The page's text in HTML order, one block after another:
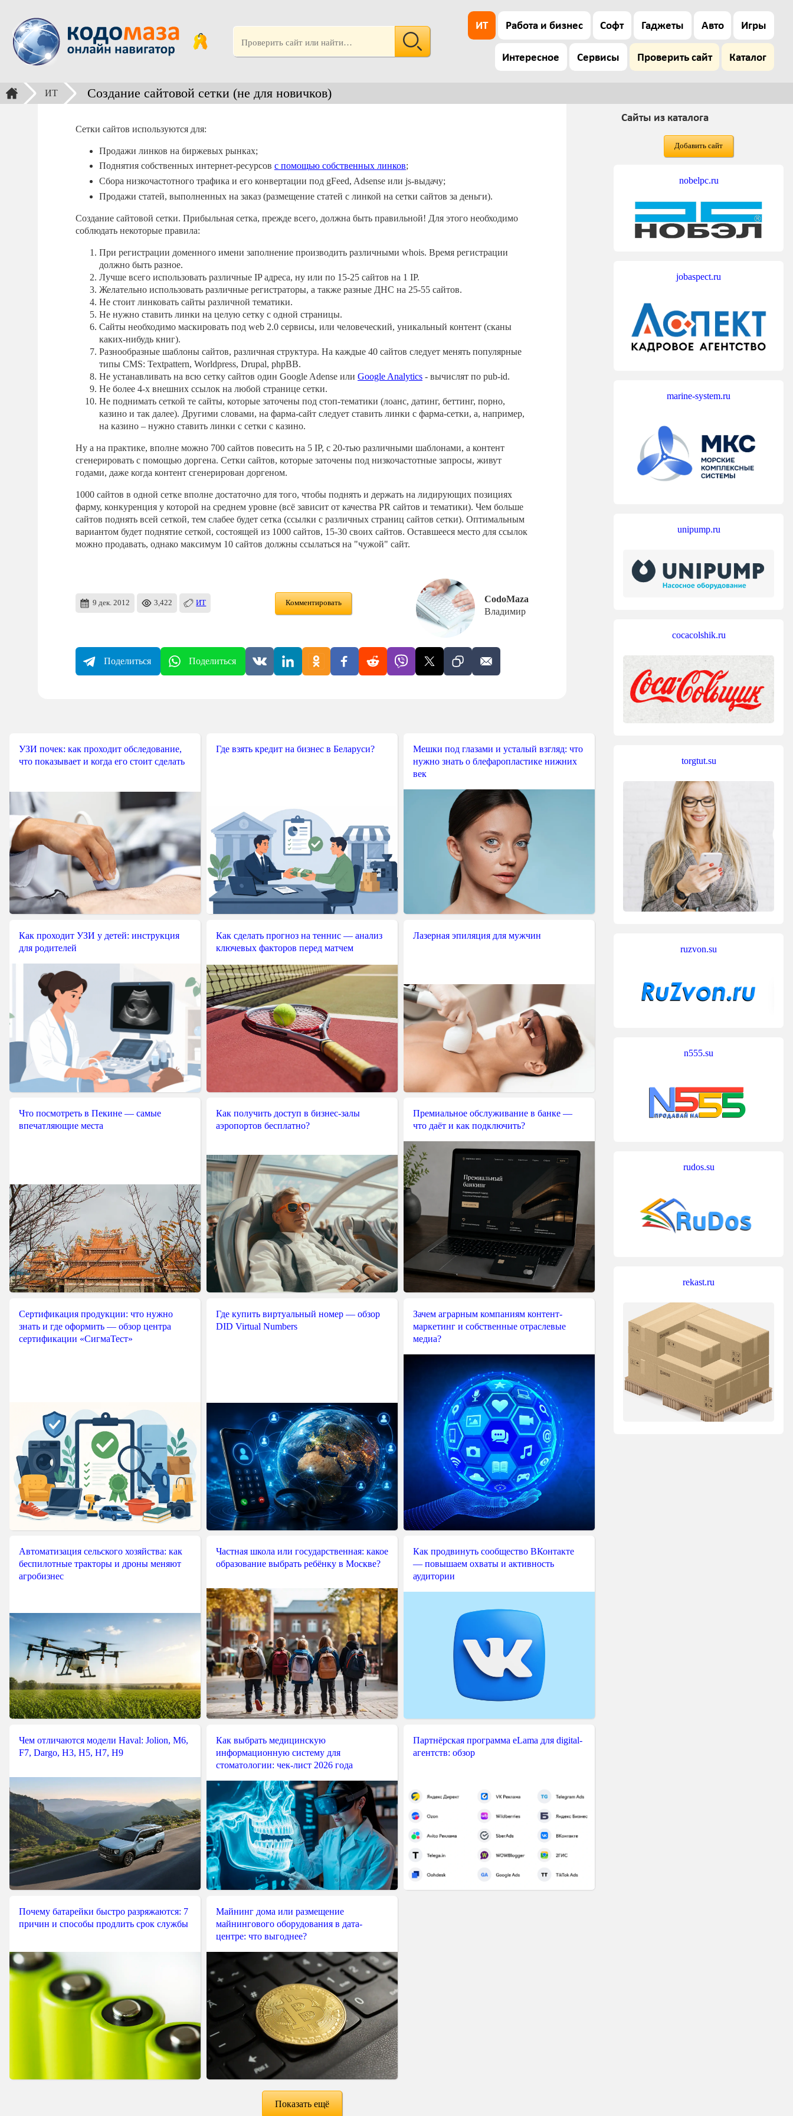
ИТ Работа и бизнес Софт Гаджеты Авто Игры
Интересное Сервисы Проверить сайт Каталог
ИТ Создание сайтовой сетки (не для новичков)
Сетки сайтов используются для:
Продажи линков на биржевых рынках;
Поднятия собственных интернет-ресурсов с помощью собственных линков;
Сбора низкочастотного трафика и его конвертации под gFeed, Adsense или js-выдачу;
Продажи статей, выполненных на заказ (размещение статей с линкой на сетки сайтов за деньги).
Создание сайтовой сетки. Прибыльная сетка, прежде всего, должна быть правильной! Для этого необходимо
соблюдать некоторые правила:
При регистрации доменного имени заполнение производить различными whois. Время регистрации
должно быть разное.
Лучше всего использовать различные IP адреса, ну или по 15-25 сайтов на 1 IP.
Желательно использовать различные регистраторы, а также разные ДНС на 25-55 сайтов.
Не стоит линковать сайты различной тематики.
Не нужно ставить линки на целую сетку с одной страницы.
Сайты необходимо маскировать под web 2.0 сервисы, или человеческий, уникальный контент (сканы
каких-нибудь книг).
Разнообразные шаблоны сайтов, различная структура. На каждые 40 сайтов следует менять популярные
типы CMS: Textpattern, Worldpress, Drupal, phpBB.
Не устанавливать на всю сетку сайтов один Google Adense или Google Analytics - вычислят по pub-id.
Не более 4-х внешних ссылок на любой странице сетки.
Не поднимать сеткой те сайты, которые заточены под стоп-тематики (лоанс, датинг, беттинг, порно,
казино и так далее). Другими словами, на фарма-сайт следует ставить линки с фарма-сетки, а, например,
на казино – нужно ставить линки с сетки с казино.
Ну а на практике, вполне можно 700 сайтов повесить на 5 IP, с 20-тью различными шаблонами, а контент
сгенерировать с помощью доргена. Сетки сайтов, которые заточены под низкочастотные запросы, живут
годами, даже когда контент сгенерирован доргеном.
1000 сайтов в одной сетке вполне достаточно для того, чтобы поднять и держать на лидирующих позициях
фарму, конкуренция у которой на среднем уровне (всё зависит от качества PR сайтов и тематики). Чем больше
сайтов поднять всей сеткой, тем слабее будет сетка (ссылки с различных страниц сайтов сетки). Оптимальным
вариантом будет поднятие сеткой, состоящей из 1000 сайтов, 15-30 своих сайтов. Оставшееся место для ссылок
можно продавать, однако максимум 10 сайтов должны ссылаться на "чужой" сайт.
9 дек. 2012 3,422 ИТ Комментировать
CodoMaza
Владимир
Поделиться Поделиться
УЗИ почек: как проходит обследование,
что показывает и когда его стоит сделать
Где взять кредит на бизнес в Беларуси?
Мешки под глазами и усталый взгляд: что
нужно знать о блефаропластике нижних
век
Как проходит УЗИ у детей: инструкция
для родителей
Как сделать прогноз на теннис — анализ
ключевых факторов перед матчем
Лазерная эпиляция для мужчин
Что посмотреть в Пекине — самые
впечатляющие места
Как получить доступ в бизнес-залы
аэропортов бесплатно?
Премиальное обслуживание в банке —
что даёт и как подключить?
Сертификация продукции: что нужно
знать и где оформить — обзор центра
сертификации «СигмаТест»
Где купить виртуальный номер — обзор
DID Virtual Numbers
Зачем аграрным компаниям контент-
маркетинг и собственные отраслевые
медиа?
Автоматизация сельского хозяйства: как
беспилотные тракторы и дроны меняют
агробизнес
Частная школа или государственная: какое
образование выбрать ребёнку в Москве?
Как продвинуть сообщество ВКонтакте
— повышаем охваты и активность
аудитории
Чем отличаются модели Haval: Jolion, M6,
F7, Dargo, H3, H5, H7, H9
Как выбрать медицинскую
информационную систему для
стоматологии: чек-лист 2026 года
Партнёрская программа eLama для digital-
агентств: обзор
Почему батарейки быстро разряжаются: 7
причин и способы продлить срок службы
Майнинг дома или размещение
майнингового оборудования в дата-
центре: что выгоднее?
Показать ещё
Сайты из каталога
Добавить сайт
nobelpc.ru
jobaspect.ru
marine-system.ru
unipump.ru
cocacolshik.ru
torgtut.su
ruzvon.su
n555.su
rudos.su
rekast.ru